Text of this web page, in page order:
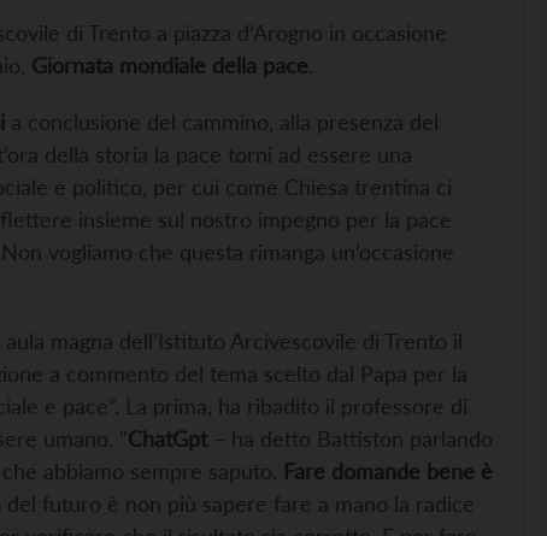
di Trento a piazza d’Arogno in occasione
Giornata mondiale della pace.
a conclusione del cammino, alla presenza del
della storia la pace torni ad essere una
e politico, per cui come Chiesa trentina ci
insieme sul nostro impegno per la pace
vogliamo che questa rimanga un’occasione
magna dell’Istituto Arcivescovile di Trento il
a commento del tema scelto dal Papa per la
e pace”. La prima, ha ribadito il professore di
umano. “ChatGpt– ha detto Battiston parlando
abbiamo sempre saputo. Fare domande bene è
del futuro è non più sapere fare a mano la radice